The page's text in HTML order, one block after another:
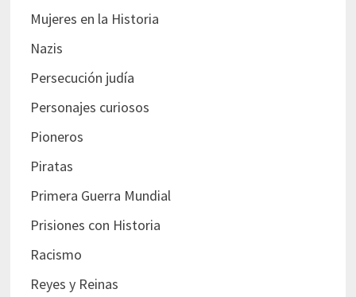
Mujeres en la Historia
Nazis
Persecución judía
Personajes curiosos
Pioneros
Piratas
Primera Guerra Mundial
Prisiones con Historia
Racismo
Reyes y Reinas